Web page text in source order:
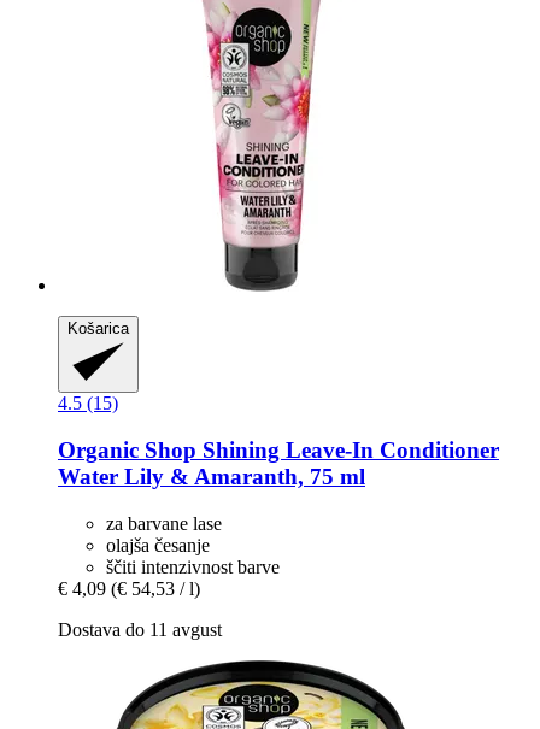
Košarica
4.5 (15)
Organic Shop Shining Leave-​In Conditioner
Water Lily & Amaranth, 75 ml
za barvane lase
olajša česanje
ščiti intenzivnost barve
€ 4,09 (€ 54,53 / l)
Dostava do 11 avgust